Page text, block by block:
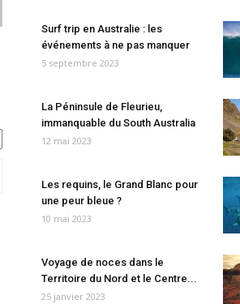
Surf trip en Australie : les
événements à ne pas manquer
5 septembre 2023
La Péninsule de Fleurieu,
immanquable du South Australia
12 mai 2023
Les requins, le Grand Blanc pour
une peur bleue ?
10 mai 2023
Voyage de noces dans le
Territoire du Nord et le Centre...
25 janvier 2023